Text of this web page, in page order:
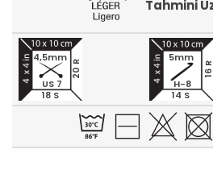
Tahmini
18 S
20 R
4,5mm
US 7
14 S
16 R
5mm
H-8